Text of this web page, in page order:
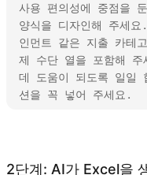
사용 편의성에 중점을
양식을 디자인해 주세
인먼트 같은 지출 카테
제 수단 열을 포함해 주
데 도움이 되도록 일일
션을 꼭 넣어 주세요.
2단계: AI가 Excel을